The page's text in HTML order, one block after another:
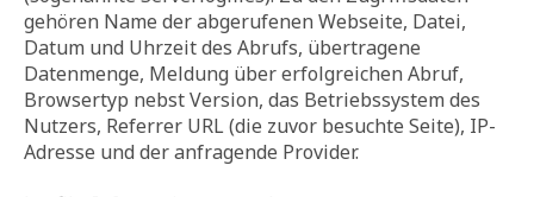
gehören Name der abgerufenen Webseite, Datei,
Datum und Uhrzeit des Abrufs, übertragene
Datenmenge, Meldung über erfolgreichen Abruf,
Browsertyp nebst Version, das Betriebssystem des
Nutzers, Referrer URL (die zuvor besuchte Seite), IP-
Adresse und der anfragende Provider.